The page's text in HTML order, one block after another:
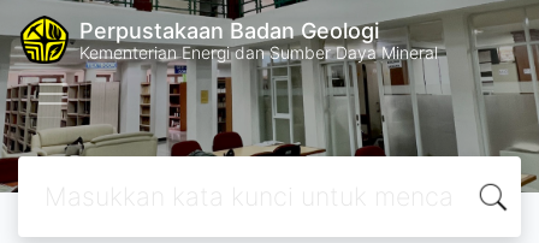
Perpustakaan Badan Geologi
Kementerian Energi dan Sumber Daya Mineral